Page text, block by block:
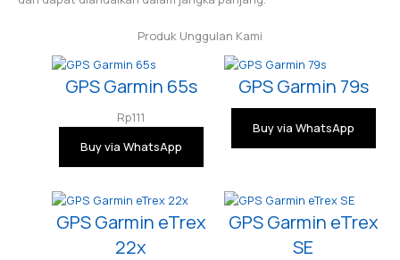
Produk Unggulan Kami
GPS Garmin 65s
Rp111
Buy via WhatsApp
GPS Garmin 79s
Buy via WhatsApp
GPS Garmin eTrex
22x
GPS Garmin eTrex
SE